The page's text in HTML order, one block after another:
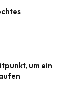
um ein